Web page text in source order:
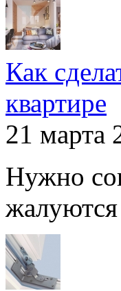
Как
квартире
21 марта
Нужно
жалуются